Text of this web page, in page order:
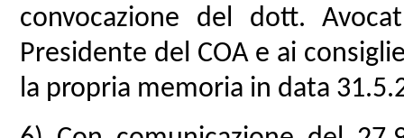
convocazione del dott.
Presidente del COA e ai
la propria memoria in data